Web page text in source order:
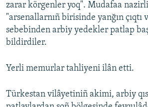
zarar körgenler yoq". Mudafaa
"arsenallarnıñ birisinde yanğın çıqtı
sebebinden arbiy yedekler patlap
bildirdiler.
Yerli memurlar tahliyeni ilân etti.
Türkestan vilâyetiniñ akimi, arbiy